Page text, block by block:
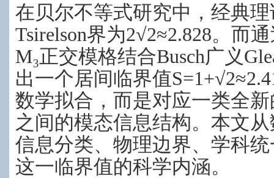
在贝尔不等式研究中，经典
Tsirelson界为2√2≈2.828。而
M₃正交模格结合Busch广义
出一个居间临界值
数学拟合，而是对应一类全
之间的模态信息结构。本文
信息分类、物理边界、学科
这一临界值的科学内涵。